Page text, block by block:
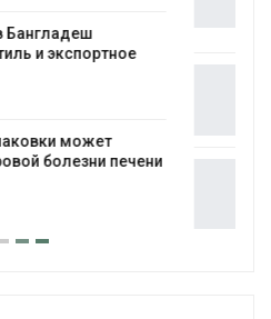
северные олени набирают